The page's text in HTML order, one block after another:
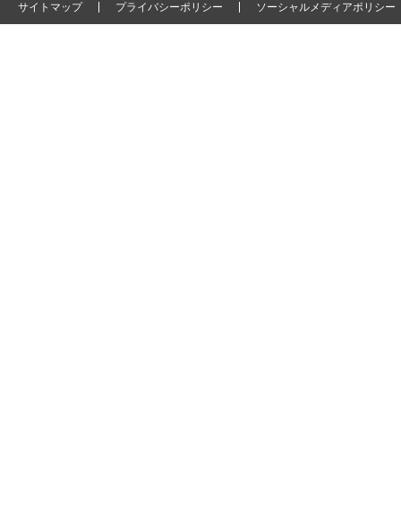
サイトマップ プライバシーポリシー ソーシャルメディアポリシー